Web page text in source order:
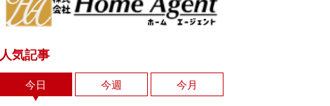
人気記事
今日 今週 今月